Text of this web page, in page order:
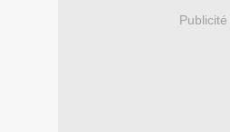
Publicité